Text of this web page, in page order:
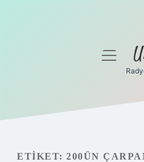
Gizlilik Politikası
menüyü
ETIKET: 200ÜN